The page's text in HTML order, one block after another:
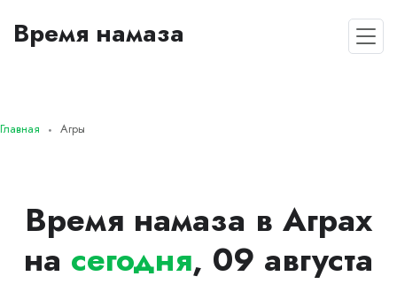
Время намаза
Главная Агры
Время намаза в Аграх
на сегодня, 09 августа